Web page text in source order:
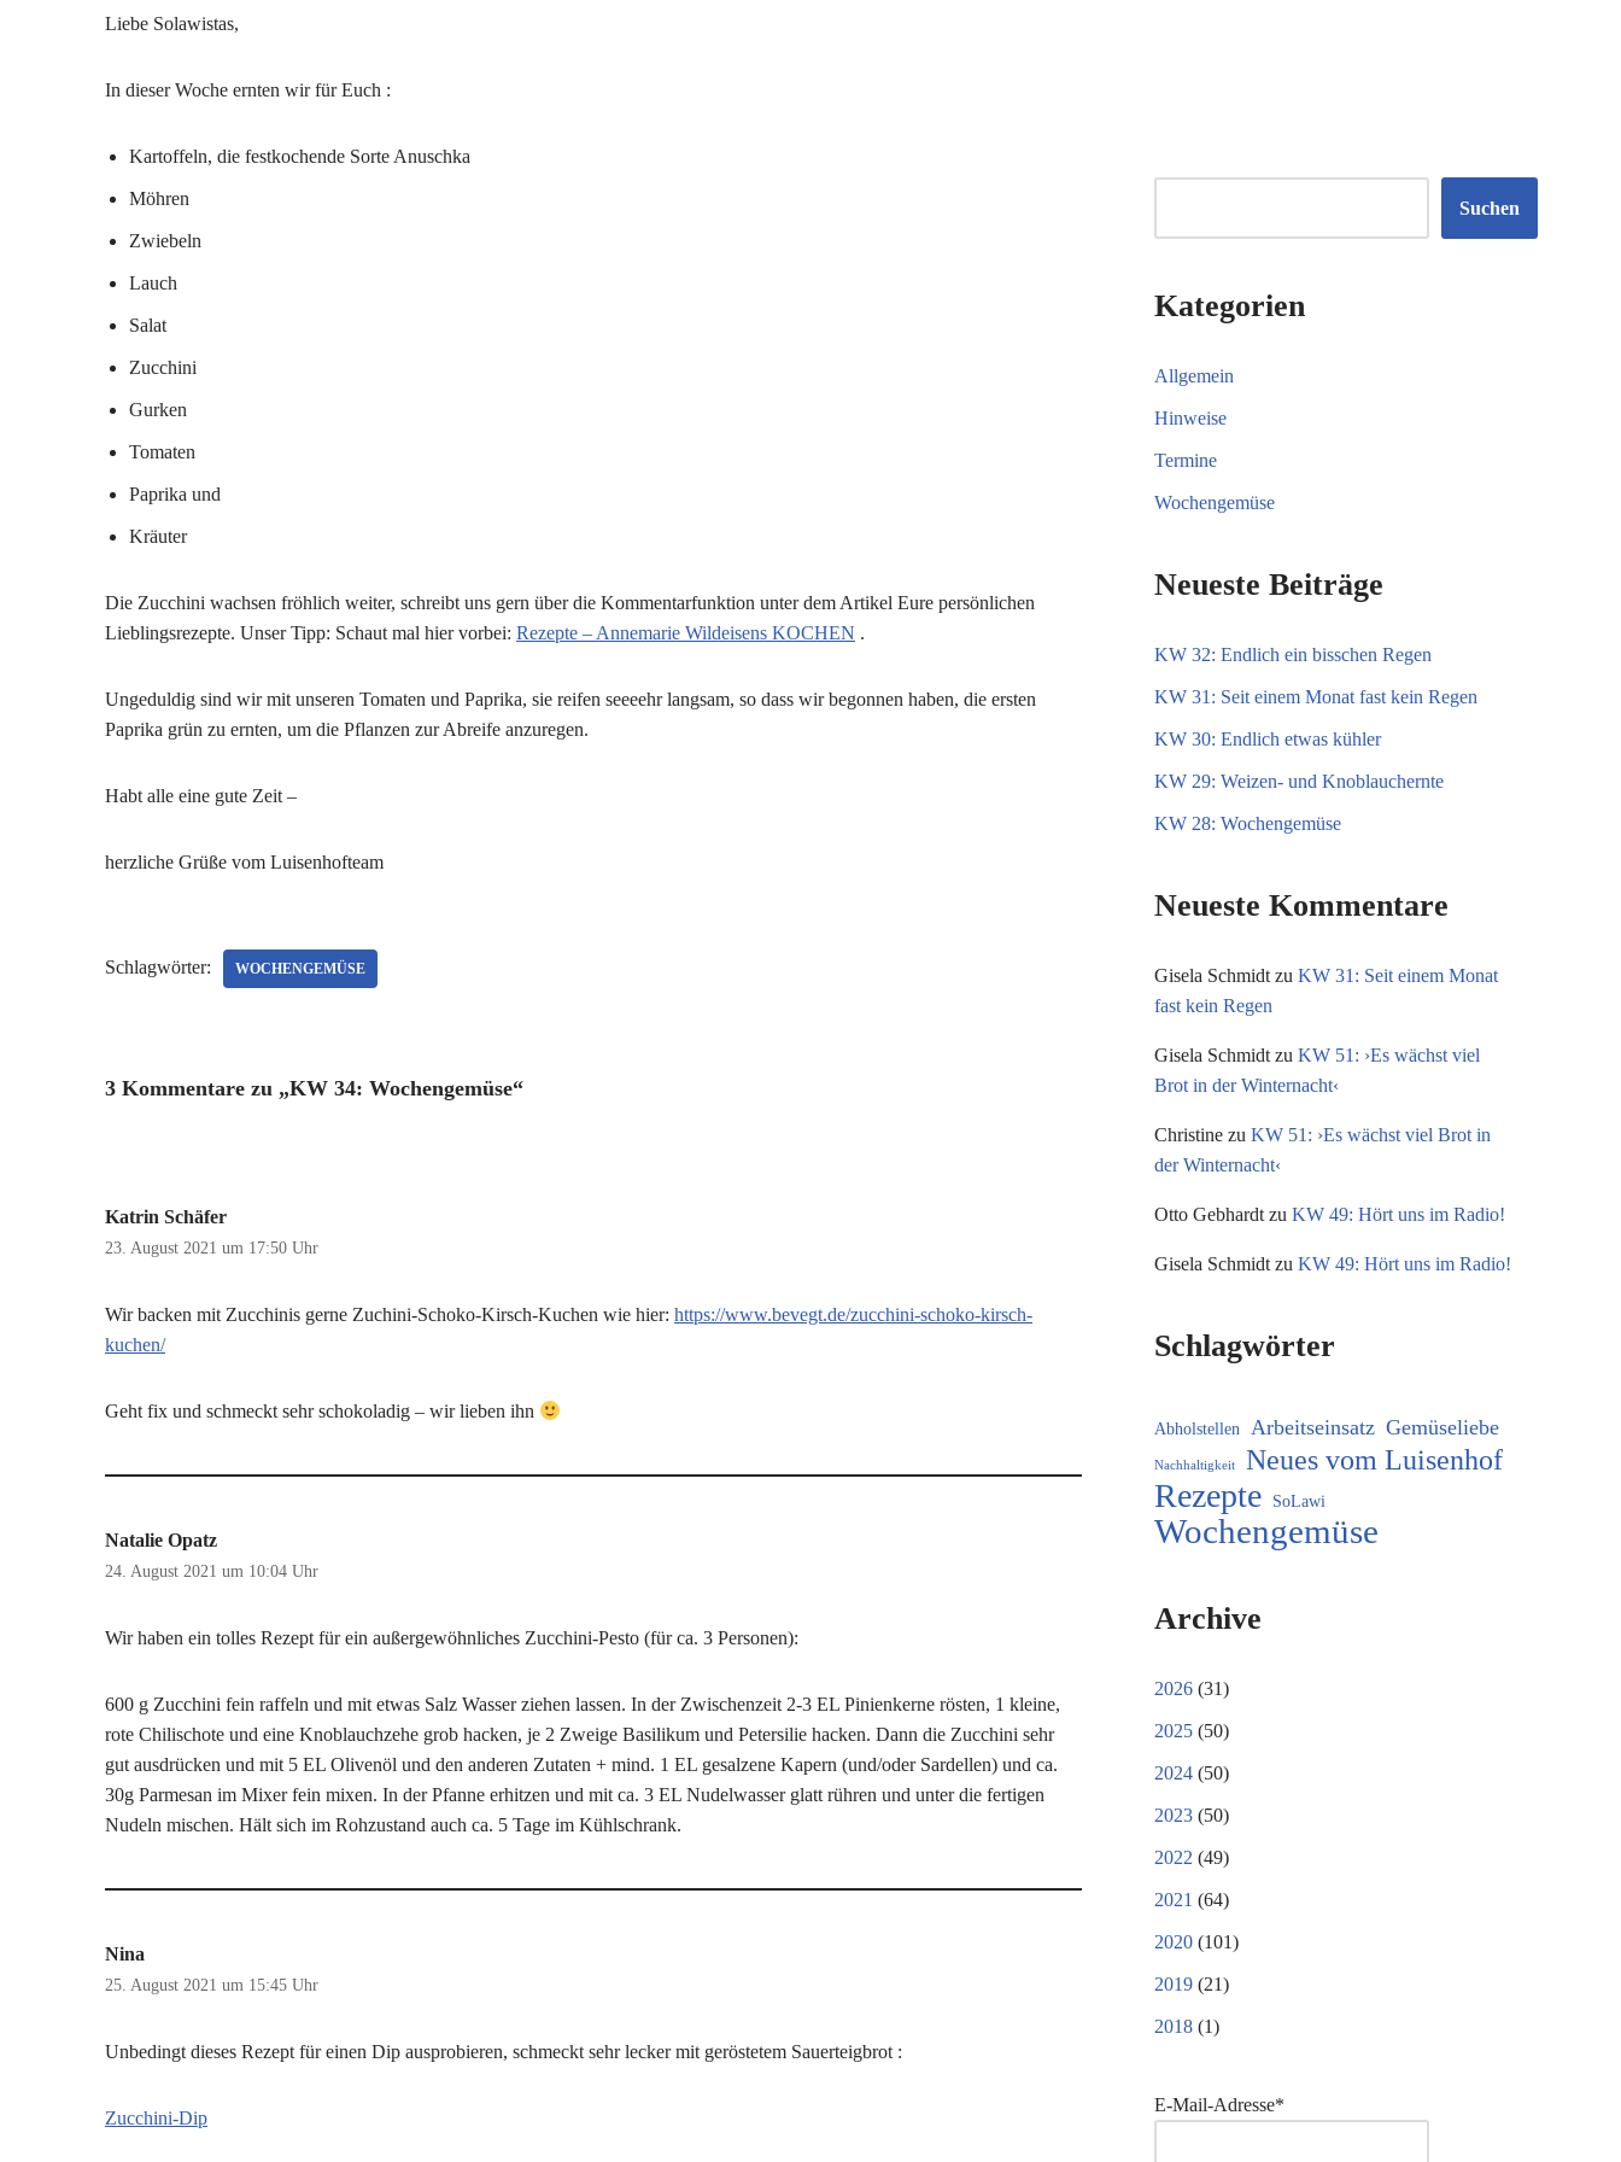
Liebe Solawistas,
In dieser Woche ernten wir für Euch :
Kartoffeln, die festkochende Sorte Anuschka
Möhren
Zwiebeln
Lauch
Salat
Zucchini
Gurken
Tomaten
Paprika und
Kräuter
Die Zucchini wachsen fröhlich weiter, schreibt uns gern über die Kommentarfunktion unter dem Artikel Eure persönlichen
Lieblingsrezepte. Unser Tipp: Schaut mal hier vorbei: Rezepte – Annemarie Wildeisens KOCHEN .
Ungeduldig sind wir mit unseren Tomaten und Paprika, sie reifen seeeehr langsam, so dass wir begonnen haben, die ersten
Paprika grün zu ernten, um die Pflanzen zur Abreife anzuregen.
Habt alle eine gute Zeit –
herzliche Grüße vom Luisenhofteam
Schlagwörter: WOCHENGEMÜSE
3 Kommentare zu „KW 34: Wochengemüse“
Katrin Schäfer
23. August 2021 um 17:50 Uhr
Wir backen mit Zucchinis gerne Zuchini-Schoko-Kirsch-Kuchen wie hier: https://www.bevegt.de/zucchini-schoko-kirsch-
kuchen/
Geht fix und schmeckt sehr schokoladig – wir lieben ihn
Natalie Opatz
24. August 2021 um 10:04 Uhr
Wir haben ein tolles Rezept für ein außergewöhnliches Zucchini-Pesto (für ca. 3 Personen):
600 g Zucchini fein raffeln und mit etwas Salz Wasser ziehen lassen. In der Zwischenzeit 2-3 EL Pinienkerne rösten, 1 kleine,
rote Chilischote und eine Knoblauchzehe grob hacken, je 2 Zweige Basilikum und Petersilie hacken. Dann die Zucchini sehr
gut ausdrücken und mit 5 EL Olivenöl und den anderen Zutaten + mind. 1 EL gesalzene Kapern (und/oder Sardellen) und ca.
30g Parmesan im Mixer fein mixen. In der Pfanne erhitzen und mit ca. 3 EL Nudelwasser glatt rühren und unter die fertigen
Nudeln mischen. Hält sich im Rohzustand auch ca. 5 Tage im Kühlschrank.
Nina
25. August 2021 um 15:45 Uhr
Unbedingt dieses Rezept für einen Dip ausprobieren, schmeckt sehr lecker mit geröstetem Sauerteigbrot :
Zucchini-Dip
Suchen
Kategorien
Allgemein
Hinweise
Termine
Wochengemüse
Neueste Beiträge
KW 32: Endlich ein bisschen Regen
KW 31: Seit einem Monat fast kein Regen
KW 30: Endlich etwas kühler
KW 29: Weizen- und Knoblauchernte
KW 28: Wochengemüse
Neueste Kommentare
Gisela Schmidt zu KW 31: Seit einem Monat
fast kein Regen
Gisela Schmidt zu KW 51: ›Es wächst viel
Brot in der Winternacht‹
Christine zu KW 51: ›Es wächst viel Brot in
der Winternacht‹
Otto Gebhardt zu KW 49: Hört uns im Radio!
Gisela Schmidt zu KW 49: Hört uns im Radio!
Schlagwörter
Abholstellen Arbeitseinsatz Gemüseliebe
Nachhaltigkeit Neues vom Luisenhof
Rezepte SoLawi
Wochengemüse
Archive
2026 (31)
2025 (50)
2024 (50)
2023 (50)
2022 (49)
2021 (64)
2020 (101)
2019 (21)
2018 (1)
E-Mail-Adresse*